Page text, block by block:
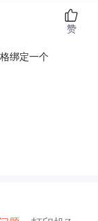
绑定一个
赞